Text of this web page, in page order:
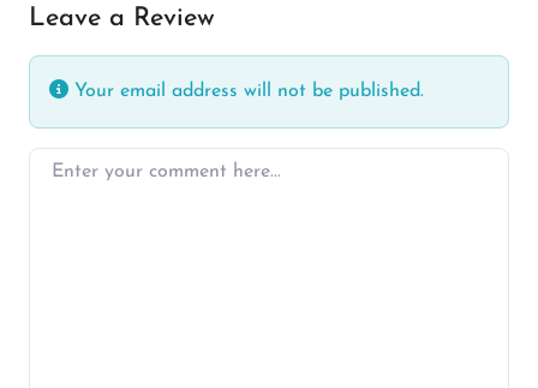
Leave a Review
Your email address will not be published.
Enter your comment here…